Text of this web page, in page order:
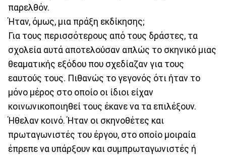
παρελθόν.
Ήταν, όμως, μια πράξη εκδίκησης;
Για τους περισσότερους από τους δράστες, τα
σχολεία αυτά αποτελούσαν απλώς το σκηνικό μιας
θεαματικής εξόδου που σχεδίαζαν για τους
εαυτούς τους. Πιθανώς το γεγονός ότι ήταν το
μόνο μέρος στο οποίο οι ίδιοι είχαν
κοινωνικοποιηθεί τους έκανε να τα επιλέξουν.
Ήθελαν κοινό. Ήταν οι σκηνοθέτες και
πρωταγωνιστές του έργου, στο οποίο μοιραία
έπρεπε να υπάρξουν και συμπρωταγωνιστές ή